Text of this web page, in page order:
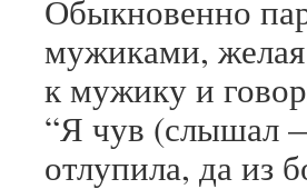
Обыкновенно
мужиками,
к мужику и
“Я чув (слышал
отлупила, да из